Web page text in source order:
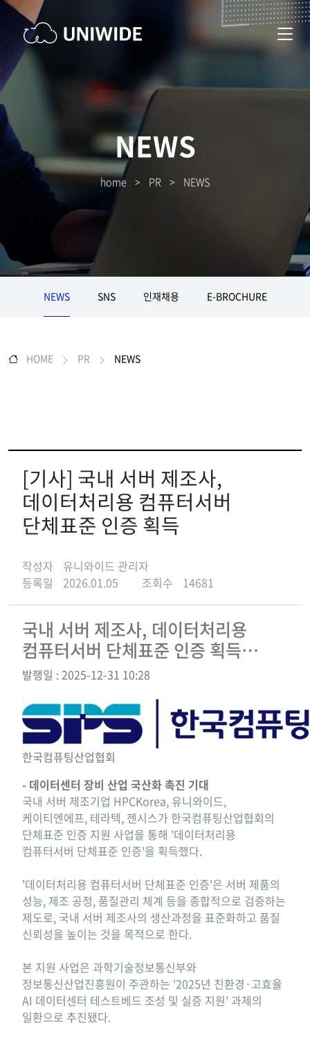
NEWS
home > PR > NEWS
NEWS SNS 인재채용 E-BROCHURE
HOME PR NEWS
[기사] 국내 서버 제조사,
데이터처리용 컴퓨터서버
단체표준 인증 획득
작성자
유니와이드 관리자
등록일
2026.01.05 조회수 14681
국내 서버 제조사, 데이터처리용
컴퓨터서버 단체표준 인증 획득…
발행일 : 2025-12-31 10:28
한국컴퓨팅산업협회
- 데이터센터 장비 산업 국산화 촉진 기대
국내 서버 제조기업 HPCKorea, 유니와이드,
케이티엔에프, 테라텍, 젠시스가 한국컴퓨팅산업협회의
단체표준 인증 지원 사업을 통해 '데이터처리용
컴퓨터서버 단체표준 인증'을 획득했다.
'데이터처리용 컴퓨터서버 단체표준 인증'은 서버 제품의
성능, 제조 공정, 품질관리 체계 등을 종합적으로 검증하는
제도로, 국내 서버 제조사의 생산과정을 표준화하고 품질
신뢰성을 높이는 것을 목적으로 한다.
본 지원 사업은 과학기술정보통신부와
정보통신산업진흥원이 주관하는 '2025년 친환경·고효율
AI 데이터센터 테스트베드 조성 및 실증 지원' 과제의
일환으로 추진됐다.